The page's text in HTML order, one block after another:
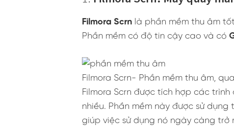
Filmora Scrn là phần mềm thu âm
Phần mềm có độ tin cậy cao và có
Filmora Scrn- Phần mềm thu âm,
Filmora Scrn được tích hợp các
nhiều. Phần mềm này được sử
giúp việc sử dụng nó ngày càng trở